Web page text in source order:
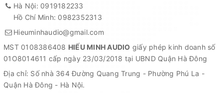
Thông số kỹ thuật Cục đẩy
Hà Nội: 0919182233
Hồ Chí Minh: 0982352313
Hieuminhaudio@gmail.com
MST 0108386408 HIẾU MINH AUDIO giấy phép kinh doanh số
01O8014611 cấp ngày 23/03/2018 tại UBND Quận Hà Đông
Địa chỉ: Số nhà 364 Đường Quang Trung - Phường Phú La -
Quận Hà Đông - Hà Nội.